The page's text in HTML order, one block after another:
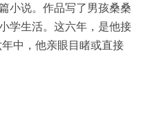
小说。作品写了男孩桑桑
学生活。这六年，是他接
中，他亲眼目睹或直接